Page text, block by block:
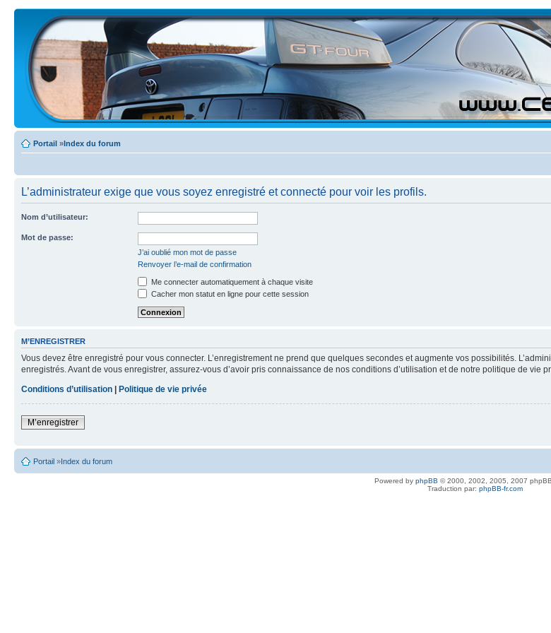
Portail »Index du forum
L’administrateur exige que vous soyez enregistré et connecté pour voir les profils.
Nom d’utilisateur:
Mot de passe:
J’ai oublié mon mot de passe
Renvoyer l’e-mail de confirmation
Me connecter automatiquement à chaque visite
Cacher mon statut en ligne pour cette session
M’ENREGISTRER
Vous devez être enregistré pour vous connecter. L’enregistrement ne prend que quelques secondes et augmente vos possibilités.
enregistrés. Avant de vous enregistrer, assurez-vous d’avoir pris connaissance de nos conditions d’utilisation et de notre politique de vie
Conditions d’utilisation | Politique de vie privée
M’enregistrer
Portail »Index du forum
Powered by phpBB © 2000, 2002, 2005, 2007
Traduction par: phpBB-fr.com